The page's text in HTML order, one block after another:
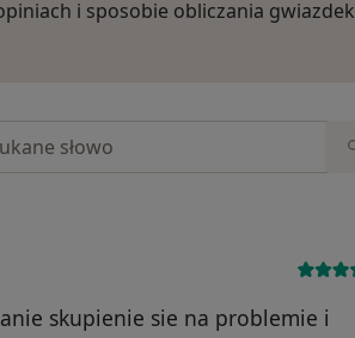
i sposobie obliczania gwiazdek
skupienie sie na problemie i